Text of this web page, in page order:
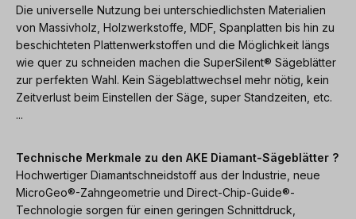
Die universelle Nutzung bei unterschiedlichsten Materialien
von Massivholz, Holzwerkstoffe, MDF, Spanplatten bis hin zu
beschichteten Plattenwerkstoffen und die Möglichkeit längs
wie quer zu schneiden machen die SuperSilent® Sägeblätter
zur perfekten Wahl. Kein Sägeblattwechsel mehr nötig, kein
Zeitverlust beim Einstellen der Säge, super Standzeiten, etc.
...
Technische Merkmale zu den AKE Diamant-Sägeblätter ?
Hochwertiger Diamantschneidstoff aus der Industrie, neue
MicroGeo®-Zahngeometrie und Direct-Chip-Guide®-
Technologie sorgen für einen geringen Schnittdruck,